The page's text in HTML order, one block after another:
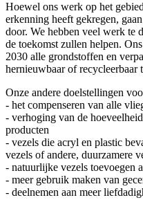
Hoewel ons werk op het
erkenning heeft gekregen,
door. We hebben veel werk te
de toekomst zullen helpen.
2030 alle grondstoffen en
hernieuwbaar of recycleerbaar
Onze andere doelstellingen
- het compenseren van alle
- verhoging van de
producten
- vezels die acryl en plastic
vezels of andere, duurzamere
- natuurlijke vezels toevoegen
- meer gebruik maken van
- deelnemen aan meer